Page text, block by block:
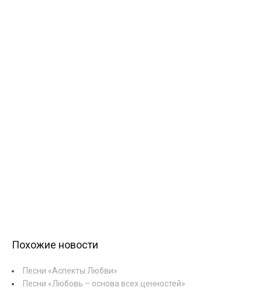
Похожие новости
Песни «Аспекты Любви»
Песни «Любовь – основа всех ценностей»